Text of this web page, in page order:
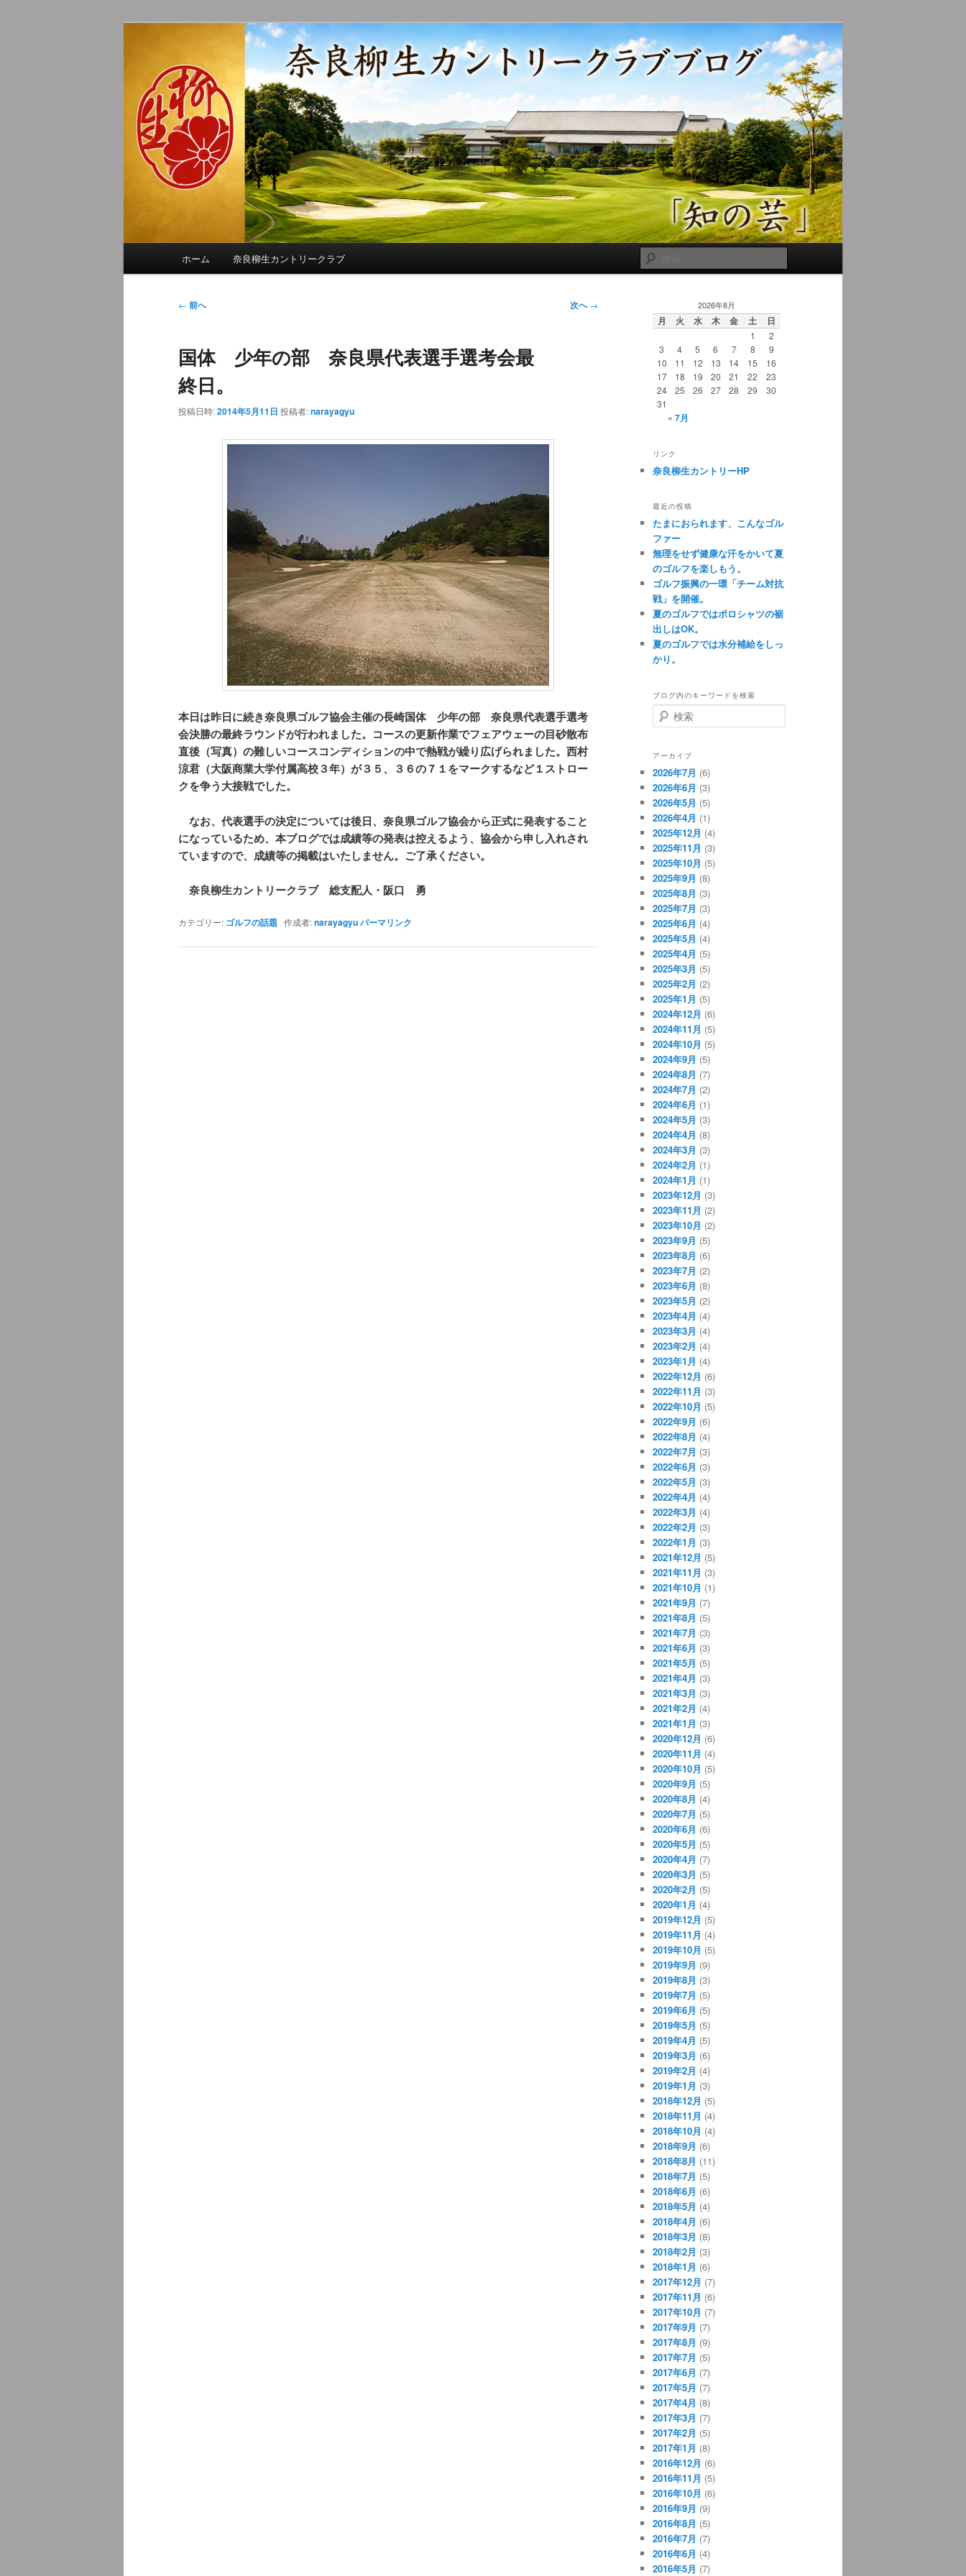
奈良柳生カントリークラブ総支配人ブログ
季節の話題、クラブの出来事、コースの改修・更新作業、ゴルフに関する随筆、喜怒哀楽などを気まぐ
れに発信します。
索
ホーム 奈良柳生カントリークラブ
投
ビ
ゲ
ー
シ
← 前へ 次へ→
国体 少年の部 奈良県代表選手選考会最
終日。
投稿日時:2014年5月11日 投稿者:narayagyu
本日は昨日に続き奈良県ゴルフ協会主催の長崎国体 少年の部 奈良県代表選手選考
会決勝の最終ラウンドが行われました。コースの更新作業でフェアウェーの目砂散布
直後（写真）の難しいコースコンディションの中で熱戦が繰り広げられました。西村
涼君（大阪商業大学付属高校３年）が３５、３６の７１をマークするなど１ストロー
クを争う大接戦でした。
なお、代表選手の決定については後日、奈良県ゴルフ協会から正式に発表すること
になっているため、本ブログでは成績等の発表は控えるよう、協会から申し入れされ
ていますので、成績等の掲載はいたしません。ご了承ください。
奈良柳生カントリークラブ 総支配人・阪口 勇
カテゴリー: ゴルフの話題 作成者:narayagyuパーマリンク
2026年8月
月 火 水 木 金 土 日
1
2
3
4 5 6 7 8
9
10
11 12 13 14 15
16
17
18 19 20 21 22
23
24
25 26 27 28 29
30
31
« 7月
リンク
奈良柳生カントリーHP
最近の投稿
たまにおられます、こんなゴル
ファー
無理をせず健康な汗をかいて夏
のゴルフを楽しもう。
ゴルフ振興の一環「チーム対抗
戦」を開催。
夏のゴルフではポロシャツの裾
出しはOK。
夏のゴルフでは水分補給をしっ
かり。
ブログ内のキーワードを検索
検
索
アーカイブ
2026年7月 (6)
2026年6月 (3)
2026年5月 (5)
2026年4月 (1)
2025年12月 (4)
2025年11月 (3)
2025年10月 (5)
2025年9月 (8)
2025年8月 (3)
2025年7月 (3)
2025年6月 (4)
2025年5月 (4)
2025年4月 (5)
2025年3月 (5)
2025年2月 (2)
2025年1月 (5)
2024年12月 (6)
2024年11月 (5)
2024年10月 (5)
2024年9月 (5)
2024年8月 (7)
2024年7月 (2)
2024年6月 (1)
2024年5月 (3)
2024年4月 (8)
2024年3月 (3)
2024年2月 (1)
2024年1月 (1)
2023年12月 (3)
2023年11月 (2)
2023年10月 (2)
2023年9月 (5)
2023年8月 (6)
2023年7月 (2)
2023年6月 (8)
2023年5月 (2)
2023年4月 (4)
2023年3月 (4)
2023年2月 (4)
2023年1月 (4)
2022年12月 (6)
2022年11月 (3)
2022年10月 (5)
2022年9月 (6)
2022年8月 (4)
2022年7月 (3)
2022年6月 (3)
2022年5月 (3)
2022年4月 (4)
2022年3月 (4)
2022年2月 (3)
2022年1月 (3)
2021年12月 (5)
2021年11月 (3)
2021年10月 (1)
2021年9月 (7)
2021年8月 (5)
2021年7月 (3)
2021年6月 (3)
2021年5月 (5)
2021年4月 (3)
2021年3月 (3)
2021年2月 (4)
2021年1月 (3)
2020年12月 (6)
2020年11月 (4)
2020年10月 (5)
2020年9月 (5)
2020年8月 (4)
2020年7月 (5)
2020年6月 (6)
2020年5月 (5)
2020年4月 (7)
2020年3月 (5)
2020年2月 (5)
2020年1月 (4)
2019年12月 (5)
2019年11月 (4)
2019年10月 (5)
2019年9月 (9)
2019年8月 (3)
2019年7月 (5)
2019年6月 (5)
2019年5月 (5)
2019年4月 (5)
2019年3月 (6)
2019年2月 (4)
2019年1月 (3)
2018年12月 (5)
2018年11月 (4)
2018年10月 (4)
2018年9月 (6)
2018年8月 (11)
2018年7月 (5)
2018年6月 (6)
2018年5月 (4)
2018年4月 (6)
2018年3月 (8)
2018年2月 (3)
2018年1月 (6)
2017年12月 (7)
2017年11月 (6)
2017年10月 (7)
2017年9月 (7)
2017年8月 (9)
2017年7月 (5)
2017年6月 (7)
2017年5月 (7)
2017年4月 (8)
2017年3月 (7)
2017年2月 (5)
2017年1月 (8)
2016年12月 (6)
2016年11月 (5)
2016年10月 (6)
2016年9月 (9)
2016年8月 (5)
2016年7月 (7)
2016年6月 (4)
2016年5月 (7)